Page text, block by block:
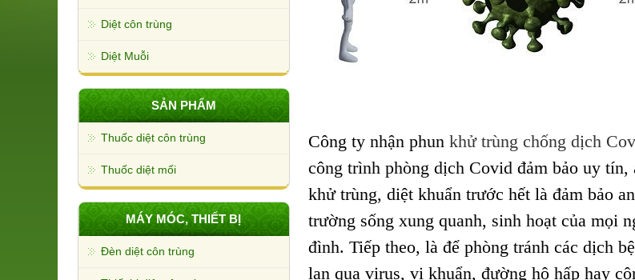
Diệt côn trùng
Diệt Muỗi
SẢN PHẨM
Thuốc diệt côn trùng
Thuốc diệt mối
MÁY MÓC, THIẾT BỊ
Đèn diệt côn trùng
Công ty nhận phun khử trùng chống dịch
công trình phòng dịch Covid đảm bảo uy tín,
khử trùng, diệt khuẩn trước hết là đảm bảo
trường sống xung quanh, sinh hoạt của mọi
đình. Tiếp theo, là để phòng tránh các dịch
lan qua virus, vi khuẩn, đường hô hấp hay